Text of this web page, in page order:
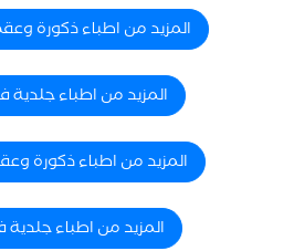
المزيد من اطباء ذكورة
المزيد من اطباء جلدية
المزيد من اطباء ذكورة
المزيد من اطباء جلدية